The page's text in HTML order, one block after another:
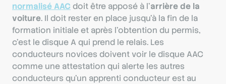
normalisé AAC doit être apposé à l’arrière de la
voiture. Il doit rester en place jusqu’à la fin de la
formation initiale et après l’obtention du permis,
c’est le disque A qui prend le relais. Les
conducteurs novices doivent voir le disque AAC
comme une attestation qui alerte les autres
conducteurs qu’un apprenti conducteur est au